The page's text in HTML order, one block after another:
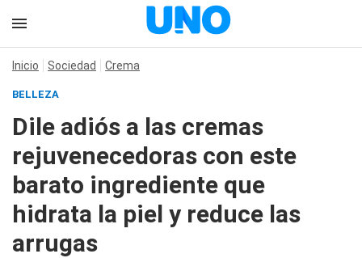
Inicio Sociedad Crema
BELLEZA
Dile adiós a las cremas
rejuvenecedoras con este
barato ingrediente que
hidrata la piel y reduce las
arrugas